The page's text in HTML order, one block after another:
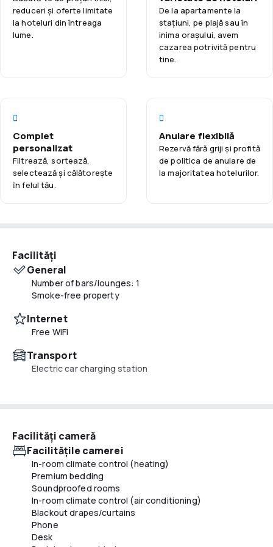
Începe ziua cu un bufet de mic dejun gratuit, servit până la
prânz. Hotelul oferă, de asemenea, servicii de concierge,
facilitând organizarea excursiilor și vizitarea Pescarei.
Datorită apropierii de aeroport și port, G Hotel Pescara este
reduceri și oferte limitate
la hoteluri din întreaga
lume.
De la apartamente la
staţiuni, pe plajă sau în
inima orașului, avem
cazarea potrivită pentru
tine.
Complet
personalizat
Filtrează, sortează,
selectează și călătoreşte
ȋn felul tău.
Anulare flexibilă
Rezervă fără griji și profită
de politica de anulare de
la majoritatea hotelurilor.
Facilități
General
Number of bars/lounges: 1
Smoke-free property
Internet
Free WiFi
Transport
Electric car charging station
Number of coffee shops/cafes: 1
Snack bar/deli
Coffee/tea in common areas
Servicii de recepție
Tours/ticket assistance
Luggage storage
24-hour front desk
Safe-deposit box at front desk
Concierge services
Facilităţi cameră
Facilităţile camerei
In-room climate control (heating)
Premium bedding
Soundproofed rooms
In-room climate control (air conditioning)
Blackout drapes/curtains
Phone
Desk